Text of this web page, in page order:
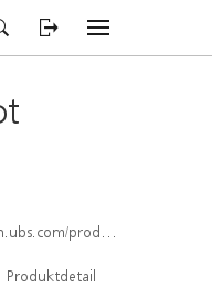
index/isin/CH1578790177
Produktdetail